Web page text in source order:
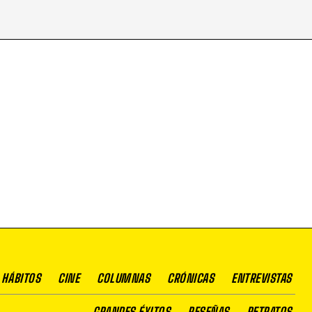
CINE COLUMNAS CRÓNICAS ENTREVISTAS